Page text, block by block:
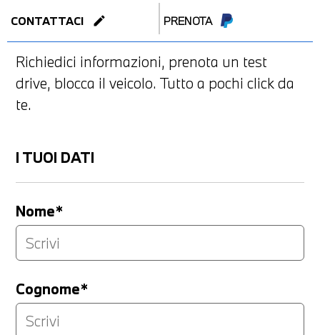
CONTATTACI edit PRENOTA
Richiedici informazioni, prenota un test
drive, blocca il veicolo. Tutto a pochi click da
te.
I TUOI DATI
Nome*
Cognome*